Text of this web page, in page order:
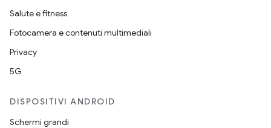
Salute e fitness
Fotocamera e contenuti multimediali
Privacy
5G
DISPOSITIVI ANDROID
Schermi grandi